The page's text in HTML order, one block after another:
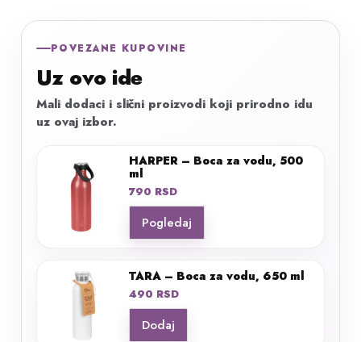
POVEZANE KUPOVINE
Uz ovo ide
Mali dodaci i slični proizvodi koji prirodno idu
uz ovaj izbor.
HARPER – Boca za vodu, 500
ml
790 RSD
Pogledaj
TARA – Boca za vodu, 650 ml
490 RSD
Dodaj